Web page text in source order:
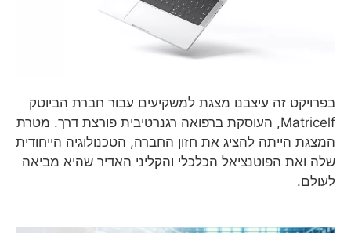
בפרויקט זה עיצבנו מצגת למשקיעים עבור חברת הביוטק
Matricelf, העוסקת ברפואה רגנרטיבית פורצת דרך. מטרת
המצגת הייתה להציג את חזון החברה, הטכנולוגיה הייחודית
שלה ואת הפוטנציאל הכלכלי והקליני האדיר שהיא מביאה
לעולם.